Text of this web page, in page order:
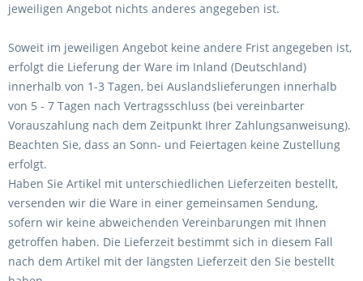
jeweiligen Angebot nichts anderes angegeben ist.
Soweit im jeweiligen Angebot keine andere Frist angegeben ist,
erfolgt die Lieferung der Ware im Inland (Deutschland)
innerhalb von 1-3 Tagen, bei Auslandslieferungen innerhalb
von 5 - 7 Tagen nach Vertragsschluss (bei vereinbarter
Vorauszahlung nach dem Zeitpunkt Ihrer Zahlungsanweisung).
Beachten Sie, dass an Sonn- und Feiertagen keine Zustellung
erfolgt.
Haben Sie Artikel mit unterschiedlichen Lieferzeiten bestellt,
versenden wir die Ware in einer gemeinsamen Sendung,
sofern wir keine abweichenden Vereinbarungen mit Ihnen
getroffen haben. Die Lieferzeit bestimmt sich in diesem Fall
nach dem Artikel mit der längsten Lieferzeit den Sie bestellt